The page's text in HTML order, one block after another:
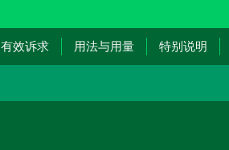
有效诉求 用法与用量 特别说明